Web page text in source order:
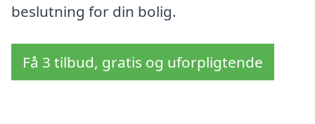
beslutning for din bolig.
Få 3 tilbud, gratis og uforpligtende